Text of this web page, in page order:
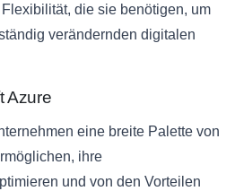
die sie benötigen, um
verändernden digitalen
Azure
eine breite Palette von
ihre
und von den Vorteilen